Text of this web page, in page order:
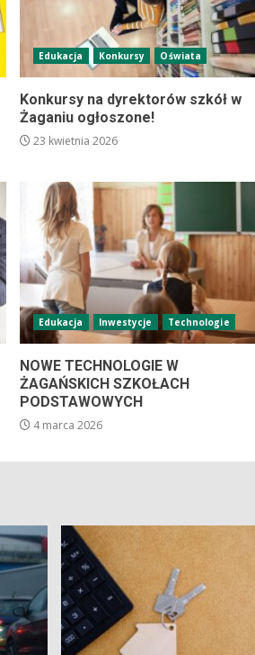
Edukacja Konkursy Oświata
Konkursy na dyrektorów szkół w
Żaganiu ogłoszone!
23 kwietnia 2026
Edukacja Inwestycje Technologie
NOWE TECHNOLOGIE W
ŻAGAŃSKICH SZKOŁACH
PODSTAWOWYCH
4 marca 2026